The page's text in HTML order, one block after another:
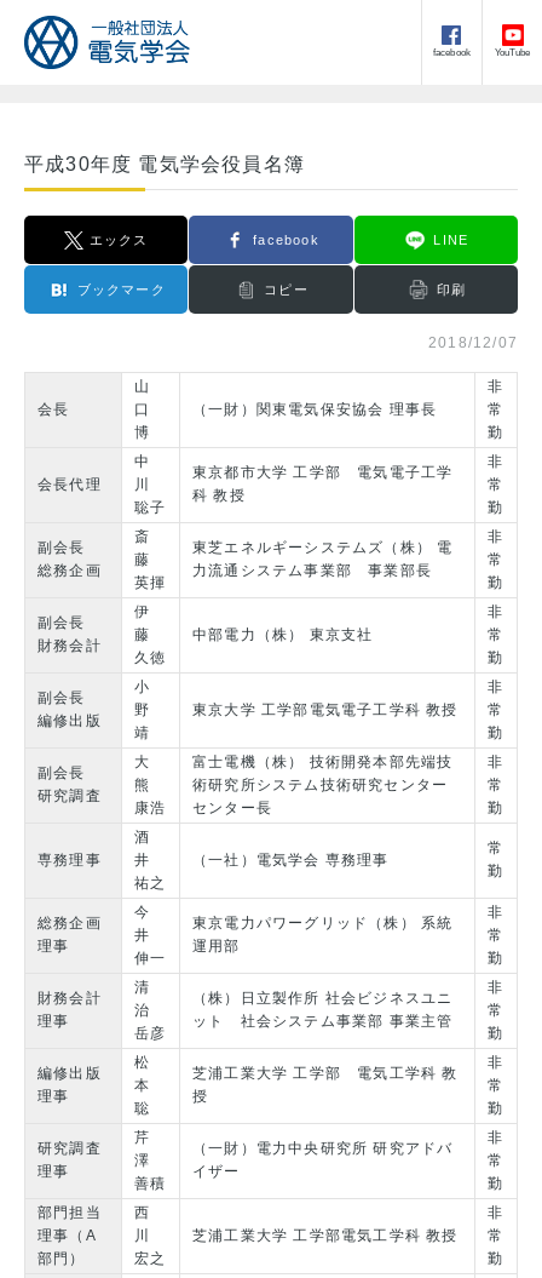
facebook YouTube
平成30年度 電気学会役員名簿
エックス facebook LINE
ブックマーク コピー 印刷
2018/12/07
会長
山
口
博
（一財）関東電気保安協会 理事長
非
常
勤
会長代理
中
川
聡子
東京都市大学 工学部 電気電子工学
科 教授
非
常
勤
副会長
総務企画
斎
藤
英揮
東芝エネルギーシステムズ（株） 電
力流通システム事業部 事業部長
非
常
勤
副会長
財務会計
伊
藤
久徳
中部電力（株） 東京支社
非
常
勤
副会長
編修出版
小
野
靖
東京大学 工学部電気電子工学科 教授
非
常
勤
副会長
研究調査
大
熊
康浩
富士電機（株） 技術開発本部先端技
術研究所システム技術研究センター
センター長
非
常
勤
専務理事
酒
井
祐之
（一社）電気学会 専務理事
常
勤
総務企画
理事
今
井
伸一
東京電力パワーグリッド（株） 系統
運用部
非
常
勤
財務会計
理事
清
治
岳彦
（株）日立製作所 社会ビジネスユニ
ット 社会システム事業部 事業主管
非
常
勤
編修出版
理事
松
本
聡
芝浦工業大学 工学部 電気工学科 教
授
非
常
勤
研究調査
理事
芹
澤
善積
（一財）電力中央研究所 研究アドバ
イザー
非
常
勤
部門担当
理事（A
部門）
西
川
宏之
芝浦工業大学 工学部電気工学科 教授
非
常
勤